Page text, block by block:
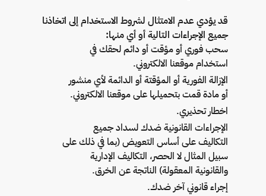
قد يؤدي عدم الامتثال لشروط الاستخدام إلى اتخاذنا
جميع الإجراءات التالية أو أي منها:
سحب فوري أو مؤقت أو دائم لحقك في
استخدام موقعنا الالكتروني.
الإزالة الفورية أو المؤقتة أو الدائمة لأي منشور
أو مادة قمت بتحميلها على موقعنا الالكتروني.
اخطار تحذيري.
الإجراءات القانونية ضدك لسداد جميع
التكاليف على أساس التعويض (بما في ذلك على
سبيل المثال لا الحصر، التكاليف الإدارية
والقانونية المعقولة) الناتجة عن الخرق.
إجراء قانوني آخر ضدك.